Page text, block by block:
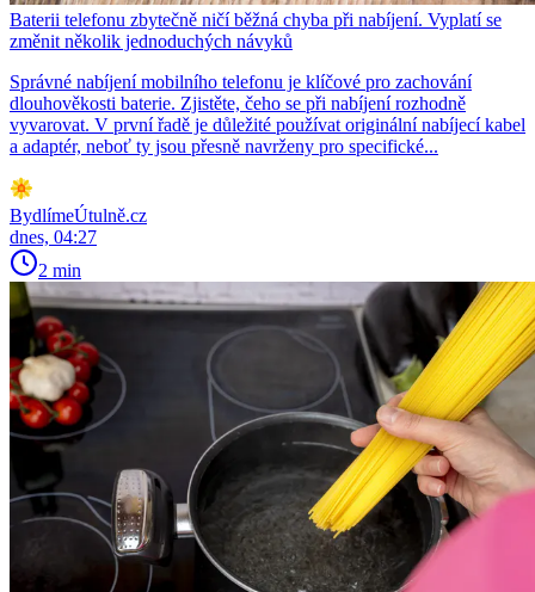
Baterii telefonu zbytečně ničí běžná chyba při nabíjení. Vyplatí se
změnit několik jednoduchých návyků
Správné nabíjení mobilního telefonu je klíčové pro zachování
dlouhověkosti baterie. Zjistěte, čeho se při nabíjení rozhodně
vyvarovat. V první řadě je důležité používat originální nabíjecí kabel
a adaptér, neboť ty jsou přesně navrženy pro specifické...
BydlímeÚtulně.cz
dnes, 04:27
2 min